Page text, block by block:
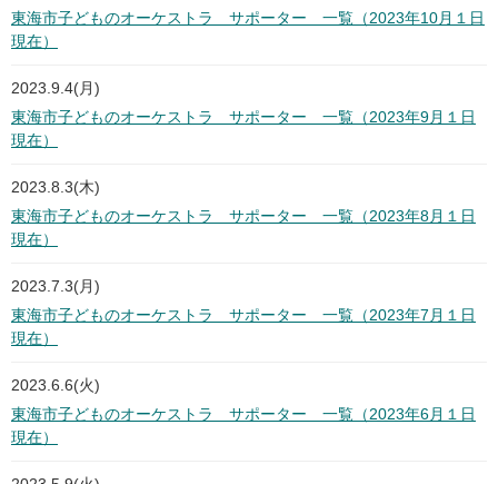
東海市子どものオーケストラ サポーター 一覧（2023年10月１日
現在）
2023.9.4(月)
東海市子どものオーケストラ サポーター 一覧（2023年9月１日
現在）
2023.8.3(木)
東海市子どものオーケストラ サポーター 一覧（2023年8月１日
現在）
2023.7.3(月)
東海市子どものオーケストラ サポーター 一覧（2023年7月１日
現在）
2023.6.6(火)
東海市子どものオーケストラ サポーター 一覧（2023年6月１日
現在）